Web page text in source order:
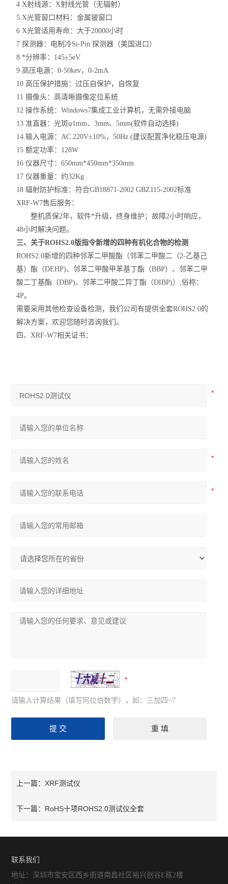
4 X射线源：X射线光管（无辐射）
5 X光管窗口材料：金属铍窗口
6 X光管适用寿命：大于20000小时
7 探测器：电制冷Si-Pin 探测器（美国进口）
8 *分辨率：145±5eV
9 高压电源：0-50kev，0-2mA
10 高压保护措施：过压自保护，自恢复
11 摄像头：高清晰摄像定位系统
12 操作系统：Windows7集成工业计算机，无需外接电脑
13 准直器：光斑φ1mm、3mm、5mm(软件自动选择)
14 输入电源：AC 220V±10%，50Hz (建议配置净化稳压电源)
15 额定功率：128W
16 仪器尺寸：650mm*450mm*350mm
17 仪器重量：约32Kg
18 辐射防护标准：符合GB18871-2002 GBZ115-2002标准
XRF-W7售后服务：
整机质保2年，软件*升级，终身维护；故障2小时响应，
48小时解决问题。
三、关于ROHS2.0版指令新增的四种有机化合物的检测
​ROHS2.0新增的四种邻苯二甲酸酯（邻苯二甲酸二（2-乙基己
基）酯（DEHP)、邻苯二甲酸甲苯基丁酯（BBP）、邻苯二甲
酸二丁基酯（DBP)、邻苯二甲酸二异丁酯（DIBP)）,俗称：
4P。
​需要采用其他检查设备检测，我们公司有提供全套ROHS2.0的
解决方案，欢迎您随时咨询我们。
​四、XRF-W7相关证书：
请输入计算结果（填写阿拉伯数字），如：三加四=7
上一篇：XRF测试仪
下一篇： RoHS十项ROHS2.0测试仪全套
联系我们
地址：深圳市宝安区西乡街道南昌社区裕兴创谷E栋2楼